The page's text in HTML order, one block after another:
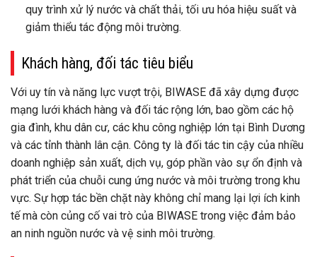
quy trình xử lý nước và chất thải, tối ưu hóa hiệu suất và
giảm thiểu tác động môi trường.
Khách hàng, đối tác tiêu biểu
Với uy tín và năng lực vượt trội, BIWASE đã xây dựng được
mạng lưới khách hàng và đối tác rộng lớn, bao gồm các hộ
gia đình, khu dân cư, các khu công nghiệp lớn tại Bình Dương
và các tỉnh thành lân cận. Công ty là đối tác tin cậy của nhiều
doanh nghiệp sản xuất, dịch vụ, góp phần vào sự ổn định và
phát triển của chuỗi cung ứng nước và môi trường trong khu
vực. Sự hợp tác bền chặt này không chỉ mang lại lợi ích kinh
tế mà còn củng cố vai trò của BIWASE trong việc đảm bảo
an ninh nguồn nước và vệ sinh môi trường.